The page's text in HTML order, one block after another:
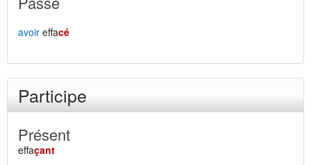
avoir effacé
Participe
Présent
effaçant